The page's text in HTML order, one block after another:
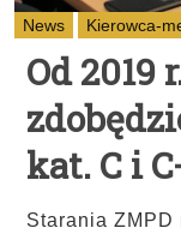
News Kierowca-
Od 2019
kat. C i
Starania